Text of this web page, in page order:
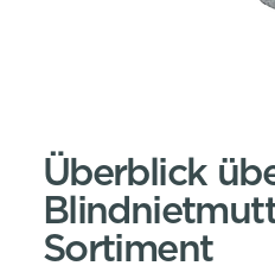
Überblick
Sortiment